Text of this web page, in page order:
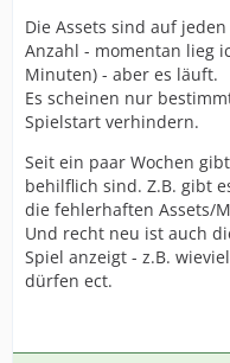
Die Assets sind auf
Anzahl - momentan lieg
Minuten) - aber es läuft.
Es scheinen nur
Spielstart verhindern.
Seit ein paar Wochen
behilflich sind. Z.B. gibt
die fehlerhaften Assets/
Und recht neu ist auch
Spiel anzeigt - z.B.
dürfen ect.